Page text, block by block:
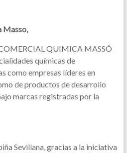
Masso,
QUIMICA MASSÓ
químicas de
como empresas líderes en
de productos de desarrollo
marcas registradas por la
Sevillana, gracias a la iniciativa